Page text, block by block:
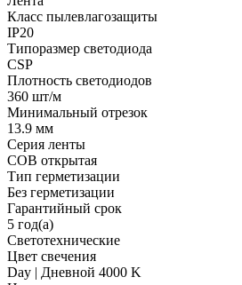
Класс пылевлагозащиты
IP20
Типоразмер светодиода
CSP
Плотность светодиодов
360 шт/м
Минимальный отрезок
13.9 мм
Серия ленты
COB открытая
Тип герметизации
Без герметизации
Гарантийный срок
5 год(а)
Светотехнические
Цвет свечения
Day | Дневной 4000 K